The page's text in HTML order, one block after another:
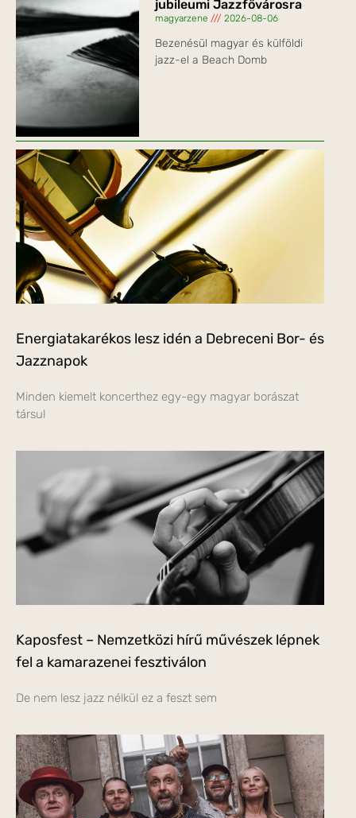
jubileumi Jazzfővárosra
magyarzene 2026-08-06
Bezenésül magyar és külföldi
jazz-el a Beach Domb
Energiatakarékos lesz idén a Debreceni Bor- és
Jazznapok
Minden kiemelt koncerthez egy-egy magyar borászat
társul
Kaposfest – Nemzetközi hírű művészek lépnek
fel a kamarazenei fesztiválon
De nem lesz jazz nélkül ez a feszt sem